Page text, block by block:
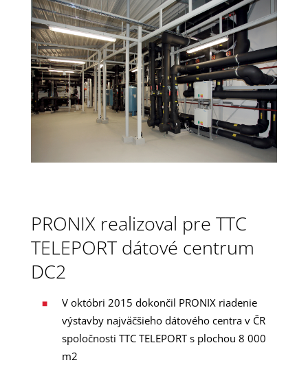
PRONIX realizoval pre TTC
TELEPORT dátové centrum
DC2
V októbri 2015 dokončil PRONIX riadenie
výstavby najväčšieho dátového centra v ČR
spoločnosti TTC TELEPORT s plochou 8 000
m2